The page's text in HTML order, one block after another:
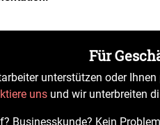
Für
unterstützen oder
uns und wir unterbreiten
Businesskunde? Kein